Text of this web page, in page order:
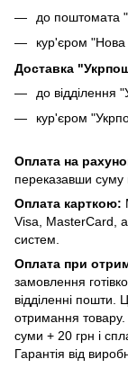
до поштомата
кур'єром "Нова
Доставка
до відділення
кур'єром
Оплата на
переказавши суму
Оплата карткою:
Visa, MasterCard,
систем.
Оплата при
замовлення
відділенні пошти.
отримання товару.
суми + 20 грн і
Гарантія від